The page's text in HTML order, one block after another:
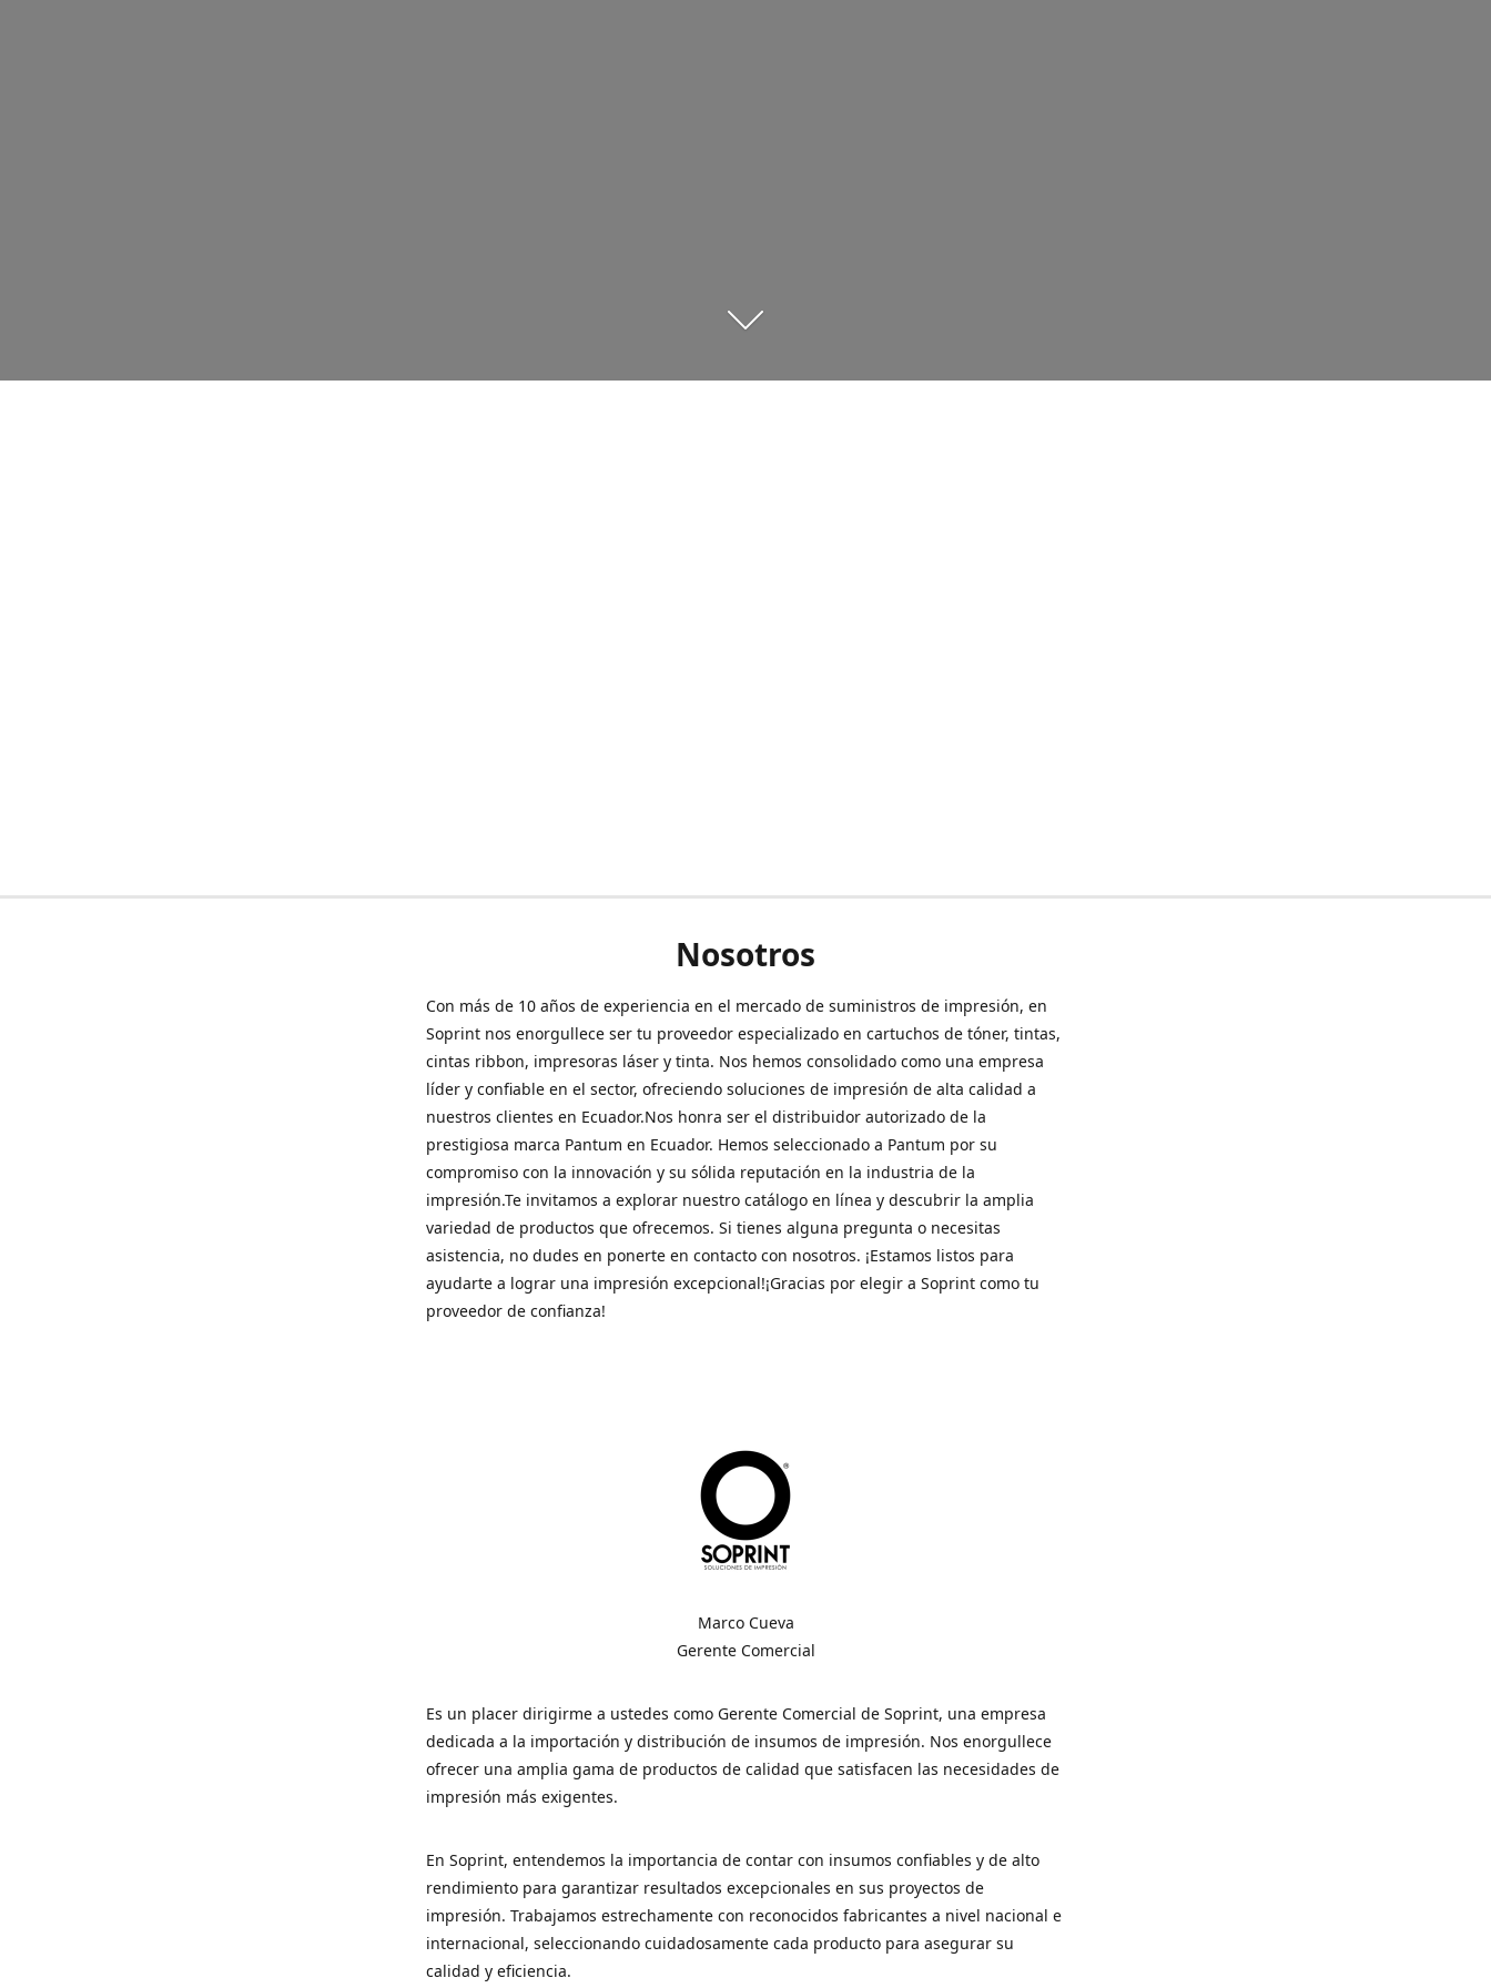
Nosotros
Con más de 10 años de experiencia en el mercado de suministros de impresión, en
Soprint nos enorgullece ser tu proveedor especializado en cartuchos de tóner, tintas,
cintas ribbon, impresoras láser y tinta. Nos hemos consolidado como una empresa
líder y confiable en el sector, ofreciendo soluciones de impresión de alta calidad a
nuestros clientes en Ecuador.Nos honra ser el distribuidor autorizado de la
prestigiosa marca Pantum en Ecuador. Hemos seleccionado a Pantum por su
compromiso con la innovación y su sólida reputación en la industria de la
impresión.Te invitamos a explorar nuestro catálogo en línea y descubrir la amplia
variedad de productos que ofrecemos. Si tienes alguna pregunta o necesitas
asistencia, no dudes en ponerte en contacto con nosotros. ¡Estamos listos para
ayudarte a lograr una impresión excepcional!¡Gracias por elegir a Soprint como tu
proveedor de confianza!
Marco Cueva
Gerente Comercial
Es un placer dirigirme a ustedes como Gerente Comercial de Soprint, una empresa
dedicada a la importación y distribución de insumos de impresión. Nos enorgullece
ofrecer una amplia gama de productos de calidad que satisfacen las necesidades de
impresión más exigentes.
En Soprint, entendemos la importancia de contar con insumos confiables y de alto
rendimiento para garantizar resultados excepcionales en sus proyectos de
impresión. Trabajamos estrechamente con reconocidos fabricantes a nivel nacional e
internacional, seleccionando cuidadosamente cada producto para asegurar su
calidad y eficiencia.